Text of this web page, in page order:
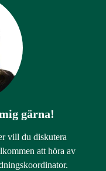
gärna!
vill du diskutera
att höra av